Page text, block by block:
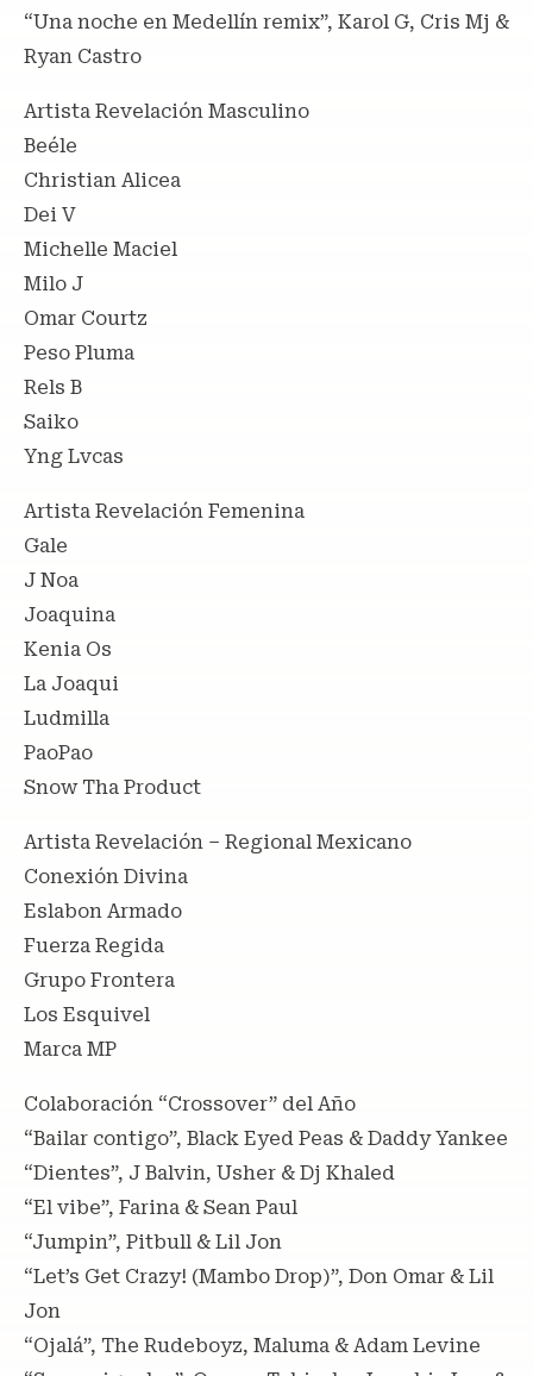
“Una noche en Medellín remix”, Karol G, Cris Mj &
Ryan Castro
Artista Revelación Masculino
Beéle
Christian Alicea
Dei V
Michelle Maciel
Milo J
Omar Courtz
Peso Pluma
Rels B
Saiko
Yng Lvcas
Artista Revelación Femenina
Gale
J Noa
Joaquina
Kenia Os
La Joaqui
Ludmilla
PaoPao
Snow Tha Product
Artista Revelación – Regional Mexicano
Conexión Divina
Eslabon Armado
Fuerza Regida
Grupo Frontera
Los Esquivel
Marca MP
Colaboración “Crossover” del Año
“Bailar contigo”, Black Eyed Peas & Daddy Yankee
“Dientes”, J Balvin, Usher & Dj Khaled
“El vibe”, Farina & Sean Paul
“Jumpin”, Pitbull & Lil Jon
“Let’s Get Crazy! (Mambo Drop)”, Don Omar & Lil
Jon
“Ojalá”, The Rudeboyz, Maluma & Adam Levine